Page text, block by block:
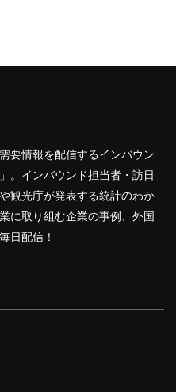
要情報を配信するインバウン
。インバウンド担当者・訪日
観光庁が発表する統計のわか
に取り組む企業の事例、外国
日配信！